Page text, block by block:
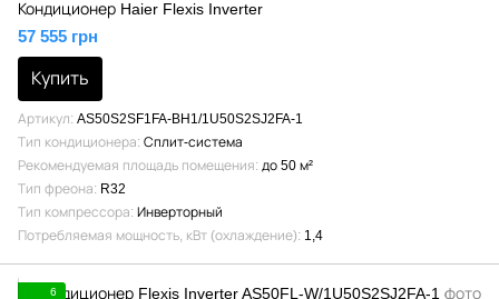
Кондиционер Haier Flexis Inverter
57 555 грн
Купить
Артикул AS50S2SF1FA-BH1/1U50S2SJ2FA-1
Тип кондиционера Сплит-система
Рекомендуемая площадь помещения до 50 м²
Тип фреона
R32
Тип компрессора Инверторный
Потребляемая мощность, кВт (охлаждение) 1,4
6